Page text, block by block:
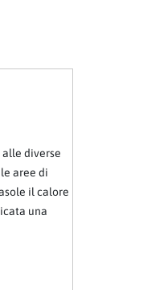
diverse
aree di
il calore
una